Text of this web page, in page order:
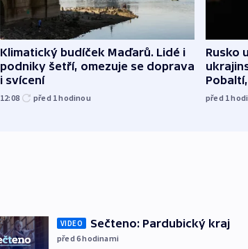
Klimatický budíček Maďarů. Lidé i
podniky šetří, omezuje se doprava
i svícení
12:08 před 1hodinou
Rusko
před 1
VIDEO Sečteno: Pardubický kraj
před 6hodinami